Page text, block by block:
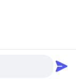
सुरक्षित हैं।